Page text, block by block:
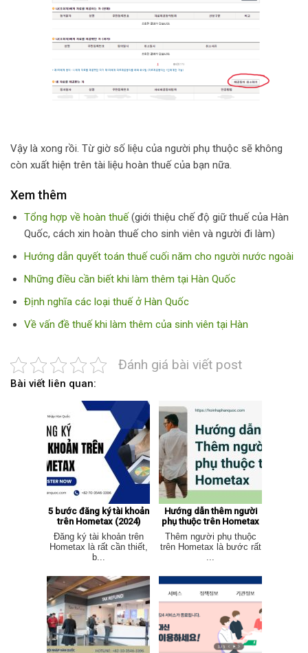
Vậy là xong rồi. Từ giờ số liệu của người phụ thuộc sẽ không
còn xuất hiện trên tài liệu hoàn thuế của bạn nữa.
Xem thêm
Tổng hợp về hoàn thuế(giới thiệu chế độ giữ thuế của Hàn
Quốc, cách xin hoàn thuế cho sinh viên và người đi làm)
Hướng dẫn quyết toán thuế cuối năm cho người nước ngoài
Những điều cần biết khi làm thêm tại Hàn Quốc
Định nghĩa các loại thuế ở Hàn Quốc
Về vấn đề thuế khi làm thêm của sinh viên tại Hàn
Đánh giá bài viết post
Bài viết liên quan:
5 bước đăng ký tài khoản
trên Hometax (2024)
Đăng ký tài khoản trên
Hometax là rất cần thiết,
b...
Hướng dẫn thêm người
phụ thuộc trên Hometax
Thêm người phụ thuộc
trên Hometax là bước rất